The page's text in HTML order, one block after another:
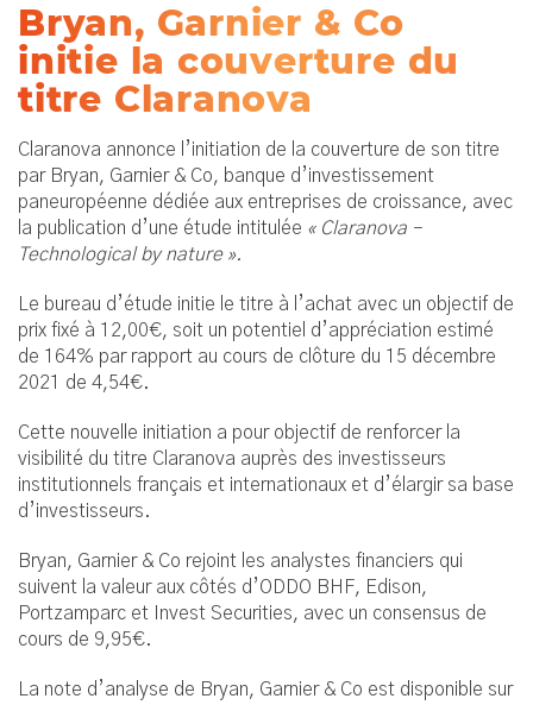
Bryan, Garnier & Co
initie la couverture du
titre Claranova
Claranova annonce l’initiation de la couverture de son titre
par Bryan, Garnier & Co, banque d’investissement
paneuropéenne dédiée aux entreprises de croissance, avec
la publication d’une étude intitulée « Claranova –
Technological by nature ».
Le bureau d’étude initie le titre à l’achat avec un objectif de
prix fixé à 12,00€, soit un potentiel d’appréciation estimé
de 164% par rapport au cours de clôture du 15 décembre
2021 de 4,54€.
Cette nouvelle initiation a pour objectif de renforcer la
visibilité du titre Claranova auprès des investisseurs
institutionnels français et internationaux et d’élargir sa base
d’investisseurs.
Bryan, Garnier & Co rejoint les analystes financiers qui
suivent la valeur aux côtés d’ODDO BHF, Edison,
Portzamparc et Invest Securities, avec un consensus de
cours de 9,95€.
La note d’analyse de Bryan, Garnier & Co est disponible sur